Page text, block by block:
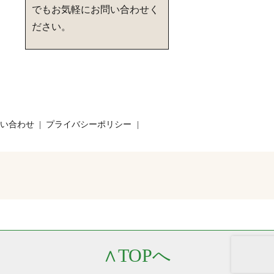
でもお気軽にお問い合わせく
ださい。
∧TOPへ
合わせ プライバシーポリシー